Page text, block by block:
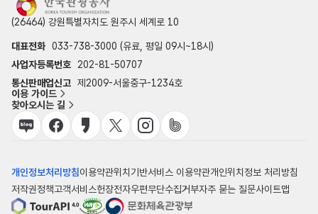
(26464) 강원특별자치도 원주시 세계로 10
대표전화 033-738-3000 (유료, 평일 09시~18시)
사업자등록번호
202-81-50707
통신판매업신고 제2009-서울중구-1234호
이용 가이드
찾아오시는 길
개인정보처리방침이용약관위치기반서비스 이용약관개인위치정보 처리방침
저작권정책고객서비스헌장전자우편무단수집거부자주 묻는 질문사이트맵